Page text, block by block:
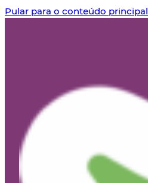
Pular para o conteúdo principal